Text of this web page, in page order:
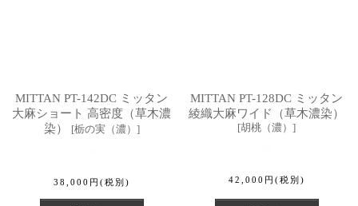
MITTAN PT-142DC ミッタン
大麻ショート 高密度（草木濃
染）
[栃の実（濃） ]
38,000 円 (税別)
MITTAN PT-128DC ミッタン
綾織大麻ワイド（草木濃染）
[胡桃（濃） ]
42,000 円 (税別)